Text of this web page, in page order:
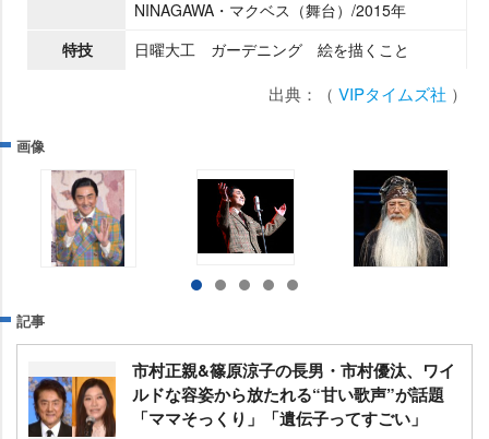
NINAGAWA・マクベス（舞台）/2015年
特技
日曜大工 ガーデニング 絵を描くこと
出典：（ VIPタイムズ社 ）
画像
記事
市村正親&篠原涼子の長男・市村優汰、ワイ
ルドな容姿から放たれる“甘い歌声”が話題
「ママそっくり」「遺伝子ってすごい」